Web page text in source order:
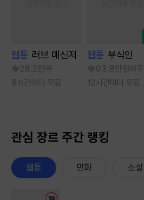
웹툰 러브 메신저
28.2만 딱
8시간마다 무료
웹툰 부식인
93.8만 임애주
12시간마다 무료
관심 장르 주간 랭킹
웹툰 만화 소설